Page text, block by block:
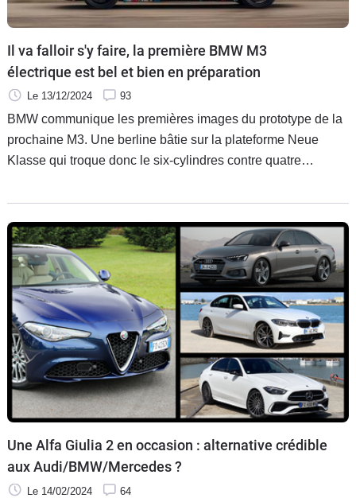
Il va falloir s'y faire, la première BMW M3
électrique est bel et bien en préparation
Le 13/12/2024 93
BMW communique les premières images du prototype de la
prochaine M3. Une berline bâtie sur la plateforme Neue
Klasse qui troque donc le six-cylindres contre quatre
Une Alfa Giulia 2 en occasion : alternative crédible
aux Audi/BMW/Mercedes ?
Le 14/02/2024 64